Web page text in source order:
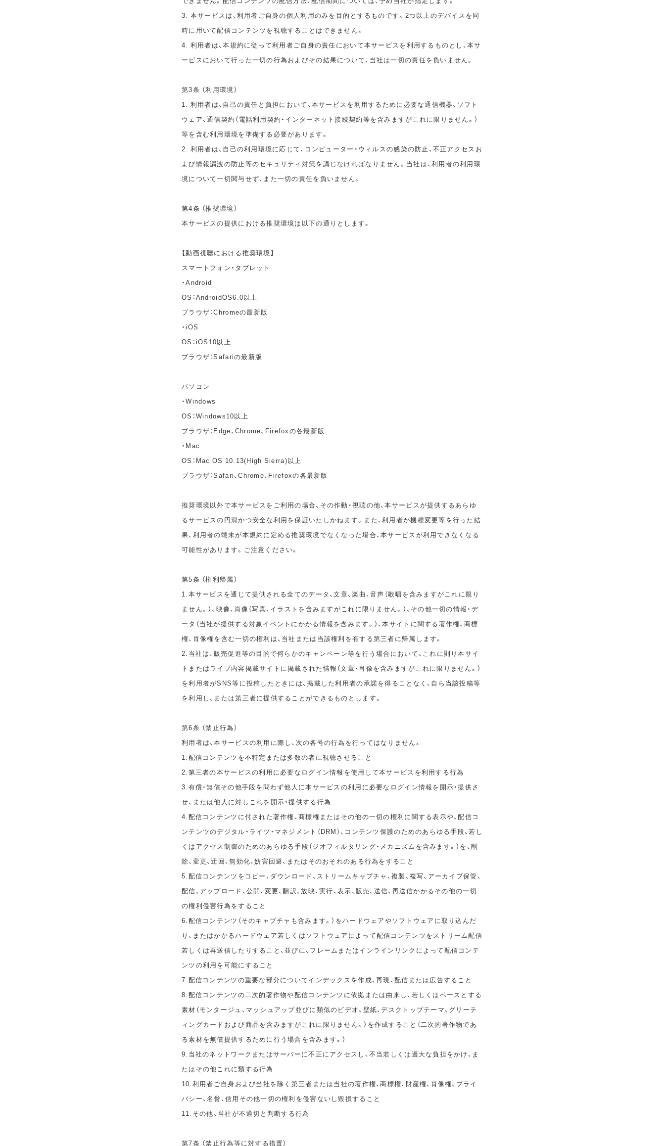
3. 本サービスは、利用者ご自身の個人利用のみを目的とするものです。2つ以上のデバイスを同
時に用いて配信コンテンツを視聴することはできません。
4. 利用者は、本規約に従って利用者ご自身の責任において本サービスを利用するものとし、本サ
ービスにおいて行った一切の行為およびその結果について、当社は一切の責任を負いません。
第3条 （利用環境）
1. 利用者は、自己の責任と負担において、本サービスを利用するために必要な通信機器、ソフト
ウェア、通信契約（電話利用契約・インターネット接続契約等を含みますがこれに限りません。）
等を含む利用環境を準備する必要があります。
2. 利用者は、自己の利用環境に応じて、コンピューター・ウィルスの感染の防止、不正アクセスお
よび情報漏洩の防止等のセキュリティ対策を講じなければなりません。当社は、利用者の利用環
境について一切関与せず、また一切の責任を負いません。
第4条 （推奨環境）
本サービスの提供における推奨環境は以下の通りとします。
【動画視聴における推奨環境】
スマートフォン・タブレット
・Android
OS：AndroidOS6.0以上
ブラウザ：Chromeの最新版
・iOS
OS：iOS10以上
ブラウザ：Safariの最新版
パソコン
・Windows
OS：Windows10以上
ブラウザ：Edge、Chrome、Firefoxの各最新版
・Mac
OS：Mac OS 10.13(High Sierra)以上
ブラウザ：Safari、Chrome、Firefoxの各最新版
推奨環境以外で本サービスをご利用の場合、その作動・視聴の他、本サービスが提供するあらゆ
るサービスの円滑かつ安全な利用を保証いたしかねます。また、利用者が機種変更等を行った結
果、利用者の端末が本規約に定める推奨環境でなくなった場合、本サービスが利用できなくなる
可能性があります。ご注意ください。
第5条 （権利帰属）
1.本サービスを通じて提供される全てのデータ、文章、楽曲、音声（歌唱を含みますがこれに限り
ません。）、映像、肖像（写真、イラストを含みますがこれに限りません。）、その他一切の情報・デ
ータ（当社が提供する対象イベントにかかる情報を含みます。）、本サイトに関する著作権、商標
権、肖像権を含む一切の権利は、当社または当該権利を有する第三者に帰属します。
2.当社は、販売促進等の目的で何らかのキャンペーン等を行う場合において、これに則り本サイ
トまたはライブ内容掲載サイトに掲載された情報（文章・肖像を含みますがこれに限りません。）
を利用者がSNS等に投稿したときには、掲載した利用者の承諾を得ることなく、自ら当該投稿等
を利用し、または第三者に提供することができるものとします。
第6条 （禁止行為）
利用者は、本サービスの利用に際し、次の各号の行為を行ってはなりません。
1.配信コンテンツを不特定または多数の者に視聴させること
2.第三者の本サービスの利用に必要なログイン情報を使用して本サービスを利用する行為
3.有償・無償その他手段を問わず他人に本サービスの利用に必要なログイン情報を開示・提供さ
せ、または他人に対しこれを開示・提供する行為
4.配信コンテンツに付された著作権、商標権またはその他の一切の権利に関する表示や、配信コ
ンテンツのデジタル・ライツ・マネジメント（DRM）、コンテンツ保護のためのあらゆる手段、若し
くはアクセス制御のためのあらゆる手段（ジオフィルタリング・メカニズムを含みます。）を、削
除、変更、迂回、無効化、妨害回避、またはそのおそれのある行為をすること
5.配信コンテンツをコピー、ダウンロード、ストリームキャプチャ、複製、複写、アーカイブ保管、
配信、アップロード、公開、変更、翻訳、放映、実行、表示、販売、送信、再送信かかるその他の一切
の権利侵害行為をすること
6.配信コンテンツ（そのキャプチャも含みます。）をハードウェアやソフトウェアに取り込んだ
り、またはかかるハードウェア若しくはソフトウェアによって配信コンテンツをストリーム配信
若しくは再送信したりすること、並びに、フレームまたはインラインリンクによって配信コンテ
ンツの利用を可能にすること
7.配信コンテンツの重要な部分についてインデックスを作成、再現、配信または広告すること
8.配信コンテンツの二次的著作物や配信コンテンツに依拠または由来し、若しくはベースとする
素材（モンタージュ、マッシュアップ並びに類似のビデオ、壁紙、デスクトップテーマ、グリーテ
ィングカードおよび商品を含みますがこれに限りません。）を作成すること（二次的著作物であ
る素材を無償提供するために行う場合を含みます。）
9.当社のネットワークまたはサーバーに不正にアクセスし、不当若しくは過大な負担をかけ、ま
たはその他これに類する行為
10.利用者ご自身および当社を除く第三者または当社の著作権、商標権、財産権、肖像権、プライ
バシー、名誉、信用その他一切の権利を侵害ないし毀損すること
11.その他、当社が不適切と判断する行為
第7条 （禁止行為等に対する措置）